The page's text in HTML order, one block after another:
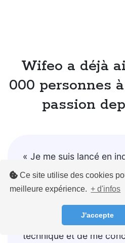
Ce site utilise des cookies
meilleure expérience. + d'infos
J'accepte
Wifeo a déjà
000 personnes
passion
« Je me suis lancé en
moment du covid...
suis donc
de formations en ligne,
j'ai bien fait ! Wifeo m'a
me poser trop de
technique et de me